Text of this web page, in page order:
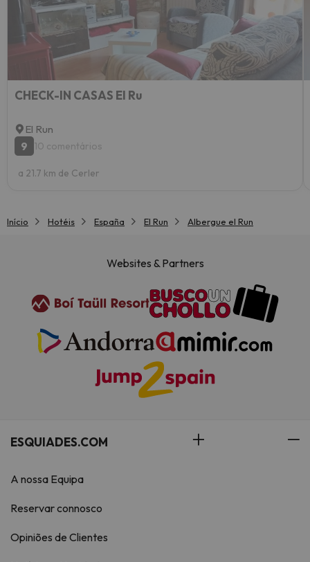
CHECK-IN CASAS El Ru
El Run
9
10 comentários
a 21.7 km de Cerler
Início Hotéis España El Run Albergue el Run
Websites & Partners
ESQUIADES.COM
A nossa Equipa
Reservar connosco
Opiniões de Clientes